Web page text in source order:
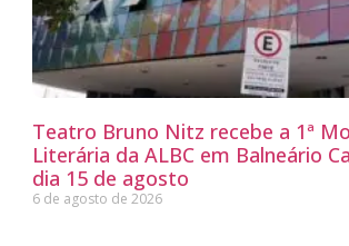
Teatro Bruno Nitz recebe a 1ª
Literária da ALBC em Balneário
dia 15 de agosto
6 de agosto de 2026